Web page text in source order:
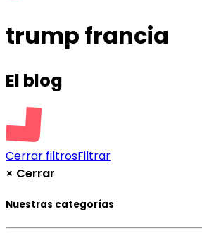
trump francia
El blog
Cerrar filtrosFiltrar
× Cerrar
Nuestras categorías